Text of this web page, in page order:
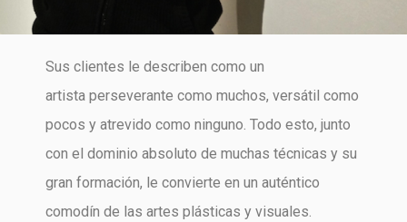
Sus clientes le describen como un
artista perseverante como muchos, versátil como
pocos y atrevido como ninguno. Todo esto, junto
con el dominio absoluto de muchas técnicas y su
gran formación, le convierte en un auténtico
comodín de las artes plásticas y visuales.